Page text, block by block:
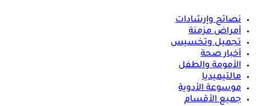
نصائح وإرشادات
أمراض مزمنة
تجميل وتخسيس
أخبار صحة
الأمومة والطفل
مالتيميديا
موسوعة الأدوية
جميع الأقسام